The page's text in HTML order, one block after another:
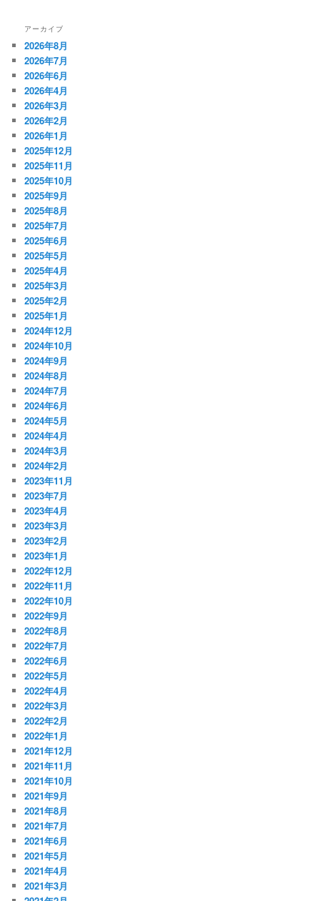
アーカイブ
2026年8月
2026年7月
2026年6月
2026年4月
2026年3月
2026年2月
2026年1月
2025年12月
2025年11月
2025年10月
2025年9月
2025年8月
2025年7月
2025年6月
2025年5月
2025年4月
2025年3月
2025年2月
2025年1月
2024年12月
2024年10月
2024年9月
2024年8月
2024年7月
2024年6月
2024年5月
2024年4月
2024年3月
2024年2月
2023年11月
2023年7月
2023年4月
2023年3月
2023年2月
2023年1月
2022年12月
2022年11月
2022年10月
2022年9月
2022年8月
2022年7月
2022年6月
2022年5月
2022年4月
2022年3月
2022年2月
2022年1月
2021年12月
2021年11月
2021年10月
2021年9月
2021年8月
2021年7月
2021年6月
2021年5月
2021年4月
2021年3月